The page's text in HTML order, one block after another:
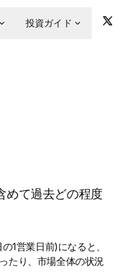
投資ガイド
めて過去どの程度
1営業日前)になると、
たり、市場全体の状況